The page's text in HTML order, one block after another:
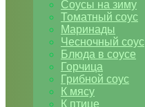
Соусы на зиму
Томатный соус
Маринады
Чесночный соус
Блюда в соусе
Горчица
Грибной соус
К мясу
К птице